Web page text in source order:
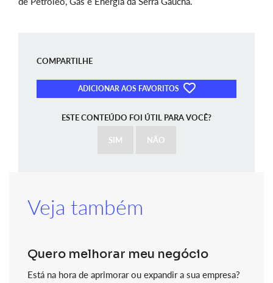
COMPARTILHE
ADICIONAR AOS FAVORITOS
ESTE CONTEÚDO FOI ÚTIL PARA VOCÊ?
SIM NÃO
Veja também
Quero melhorar meu negócio
Está na hora de aprimorar ou expandir a sua empresa?